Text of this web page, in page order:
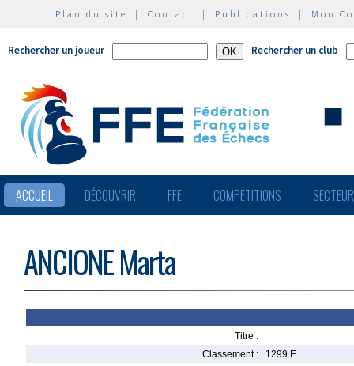
Plan du site | Contact | Publications | Mon
Rechercher un joueur Rechercher un club
ACCUEIL DÉCOUVRIR FFE COMPÉTITIONS
ANCIONE Marta
Titre :
Classement :
1299 E